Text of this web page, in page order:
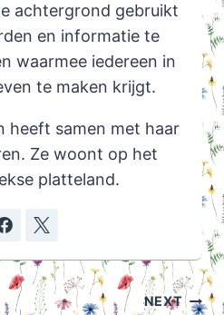
achtergrond gebruikt
en informatie te
waarmee iedereen in
te maken krijgt.
heeft samen met haar
Ze woont op het
platteland.
NEXT